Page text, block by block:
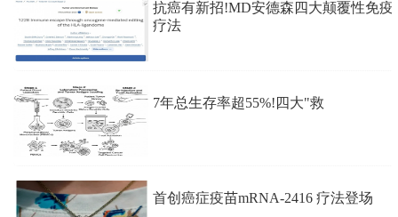
抗癌有新招!MD安德森四大颠覆性免疫
疗法
7年总生存率超55%!四大"救
首创癌症疫苗mRNA-2416 疗法登场